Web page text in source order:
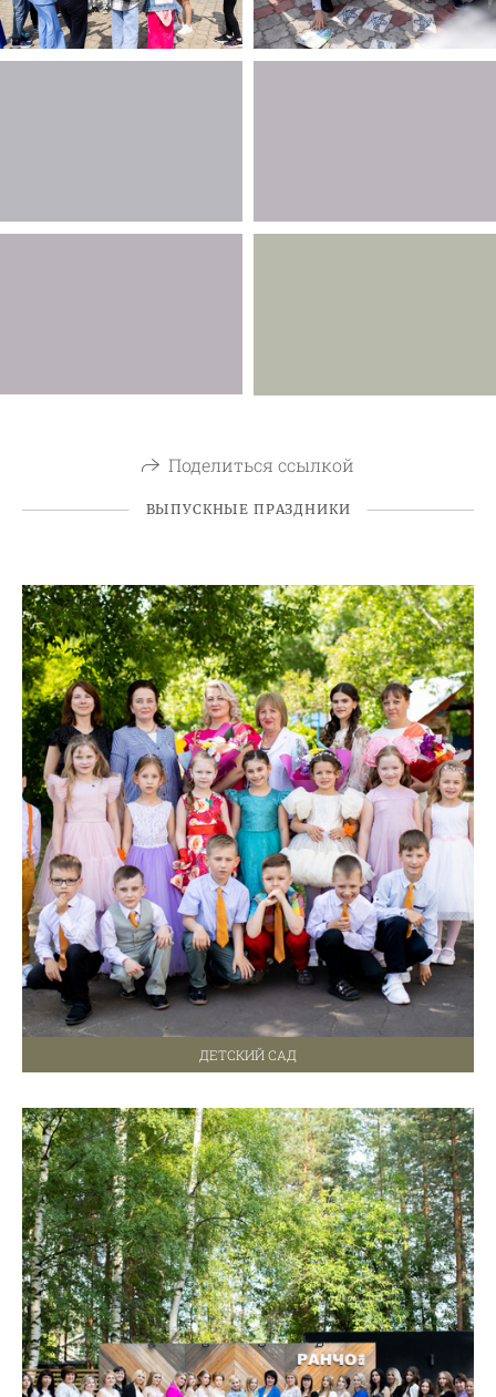
Поделиться ссылкой
ВЫПУСКНЫЕ ПРАЗДНИКИ
ДЕТСКИЙ САД